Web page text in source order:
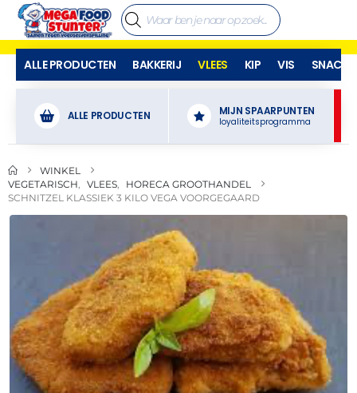
ALLE PRODUCTEN BAKKERIJ VLEES KIP VIS SNACKS
ALLE PRODUCTEN MIJN SPAARPUNTEN
loyaliteitsprogramma
WINKEL
VEGETARISCH
VLEES
HORECA GROOTHANDEL
SCHNITZEL KLASSIEK 3 KILO VEGA VOORGEGAARD